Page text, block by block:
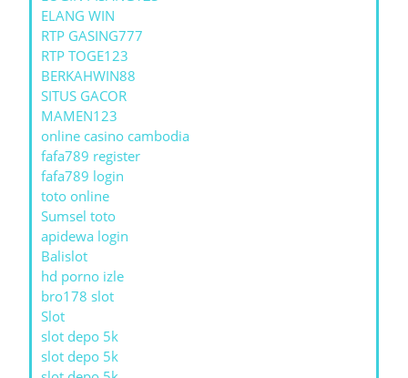
ELANG WIN
RTP GASING777
RTP TOGE123
BERKAHWIN88
SITUS GACOR
MAMEN123
online casino cambodia
fafa789 register
fafa789 login
toto online
Sumsel toto
apidewa login
Balislot
hd porno izle
bro178 slot
Slot
slot depo 5k
slot depo 5k